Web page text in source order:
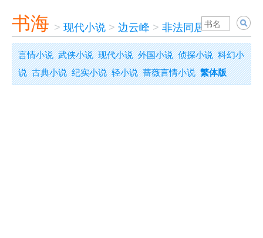
书海 > 现代小说 > 边云峰 > 非法同居
言情小说 武侠小说 现代小说 外国小说 侦探小说 科幻小
说 古典小说 纪实小说 轻小说 蔷薇言情小说 繁体版